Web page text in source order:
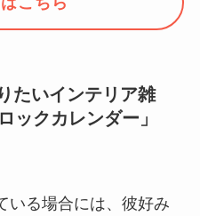
たいインテリア雑
クカレンダー」
いる場合には、彼好み